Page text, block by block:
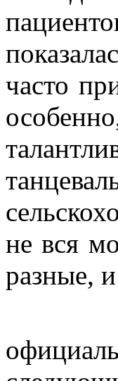
часто
не вся
разные,